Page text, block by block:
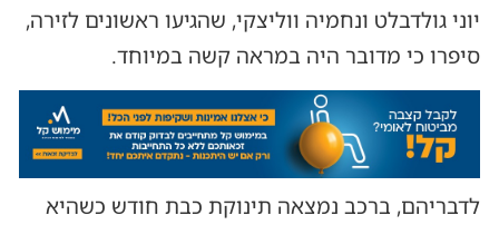
יוני גולדבלט ונחמיה ווליצקי, שהגיעו ראשונים לזירה,
סיפרו כי מדובר היה במראה קשה במיוחד.
לדבריהם, ברכב נמצאה תינוקת כבת חודש כשהיא